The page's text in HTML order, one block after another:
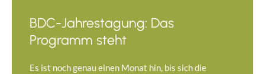
BDC-Jahrestagung: Das
Programm steht
Es ist noch genau einen Monat hin, bis sich die